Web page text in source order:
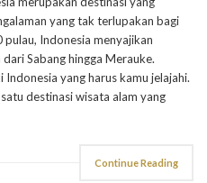
yang tak terlupakan bagi
Indonesia menyajikan
Sabang hingga Merauke.
yang harus kamu jelajahi.
destinasi wisata alam yang
Continue Reading